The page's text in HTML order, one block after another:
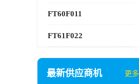
FT60F011
FT61F022
最新供应商机 更多